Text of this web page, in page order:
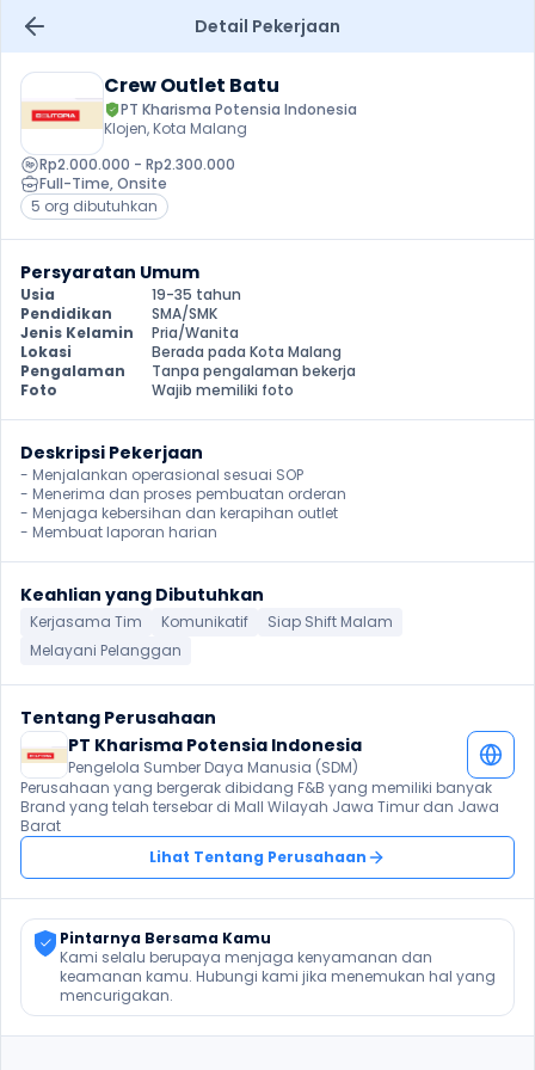
Detail Pekerjaan
Crew Outlet Batu
PT Kharisma Potensia Indonesia
Klojen, Kota Malang
Rp2.000.000 - Rp2.300.000
Full-Time, Onsite
5 org dibutuhkan
Persyaratan Umum
Usia
19-35 tahun
Pendidikan
SMA/SMK
Jenis Kelamin
Pria/Wanita
Lokasi
Berada pada Kota Malang
Pengalaman
Tanpa pengalaman bekerja
Foto
Wajib memiliki foto
Deskripsi Pekerjaan
- Menjalankan operasional sesuai SOP
- Menerima dan proses pembuatan orderan
- Menjaga kebersihan dan kerapihan outlet
- Membuat laporan harian
Keahlian yang Dibutuhkan
Kerjasama Tim Komunikatif
Siap Shift Malam
Melayani Pelanggan
Tentang Perusahaan
PT Kharisma Potensia Indonesia
Pengelola Sumber Daya Manusia (SDM)
Perusahaan yang bergerak dibidang F&B yang memiliki banyak
Brand yang telah tersebar di Mall Wilayah Jawa Timur dan Jawa
Barat
Lihat Tentang Perusahaan
Pintarnya Bersama Kamu
Kami selalu berupaya menjaga kenyamanan dan
keamanan kamu. Hubungi kami jika menemukan hal yang
mencurigakan.